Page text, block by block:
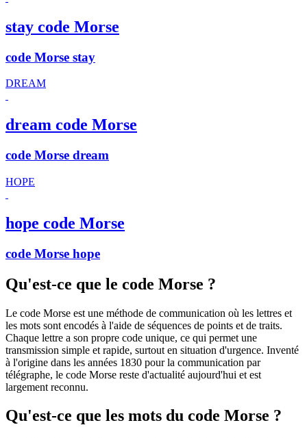
stay code Morse
code Morse stay
DREAM
dream code Morse
code Morse dream
HOPE
hope code Morse
code Morse hope
Qu'est-ce que le code Morse ?
Le code Morse est une méthode de communication où les lettres et
les mots sont encodés à l'aide de séquences de points et de traits.
Chaque lettre a son propre code unique, ce qui permet une
transmission simple et rapide, surtout en situation d'urgence. Inventé
à l'origine dans les années 1830 pour la communication par
télégraphe, le code Morse reste d'actualité aujourd'hui et est
largement reconnu.
Qu'est-ce que les mots du code Morse ?